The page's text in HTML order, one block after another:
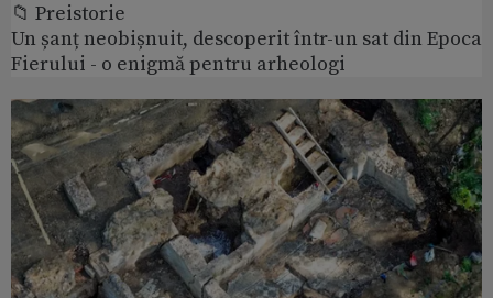
📁 Preistorie
Un șanț neobișnuit, descoperit într-un sat din Epoca
Fierului - o enigmă pentru arheologi